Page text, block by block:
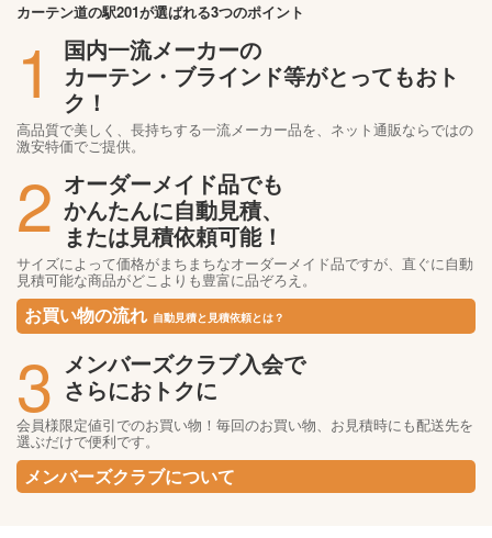
カーテン道の駅201が選ばれる3つのポイント
1
国内一流メーカーの
カーテン・ブラインド等がとってもおト
ク！
高品質で美しく、長持ちする一流メーカー品を、ネット通販ならではの
激安特価でご提供。
2 オーダーメイド品でも
かんたんに自動見積、
または見積依頼可能！
サイズによって価格がまちまちなオーダーメイド品ですが、直ぐに自動
見積可能な商品がどこよりも豊富に品ぞろえ。
お買い物の流れ 自動見積と見積依頼とは？
3 メンバーズクラブ入会で
さらにおトクに
会員様限定値引でのお買い物！毎回のお買い物、お見積時にも配送先を
選ぶだけで便利です。
メンバーズクラブについて